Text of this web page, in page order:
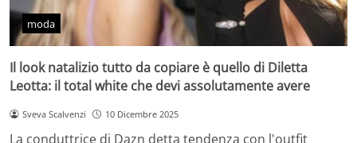
moda
Il look natalizio tutto da copiare è quello di Diletta
Leotta: il total white che devi assolutamente avere
Sveva Scalvenzi 10 Dicembre 2025
La conduttrice di Dazn detta tendenza con l'outfit